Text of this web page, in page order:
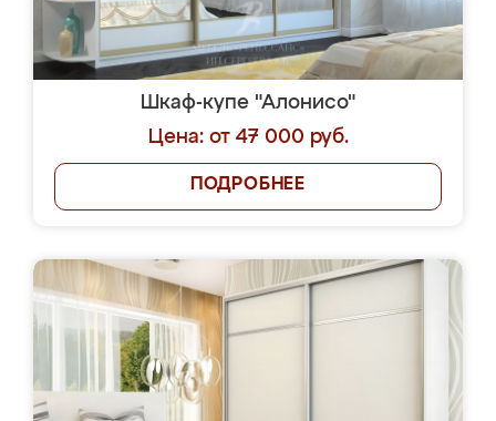
Шкаф-купе "Алонисо"
Цена: от 47 000 руб.
ПОДРОБНЕЕ